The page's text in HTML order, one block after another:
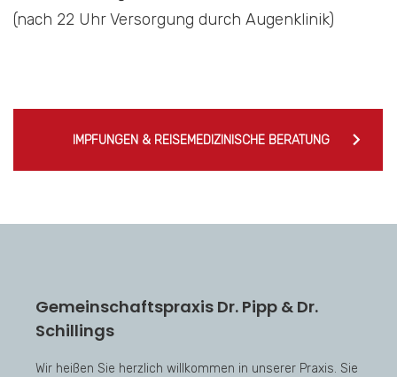
(nach 22 Uhr Versorgung durch Augenklinik)
Beitragsnavigation
IMPFUNGEN & REISEMEDIZINISCHE BERATUNG
Gemeinschaftspraxis Dr. Pipp & Dr.
Schillings
Wir heißen Sie herzlich willkommen in unserer Praxis. Sie